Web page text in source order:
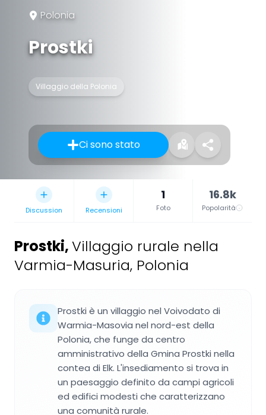
Polonia
Prostki
Villaggio della Polonia
Ci sono stato
Discussion Recensioni
1
Foto
16.8k
Popolarità
Prostki,Villaggio rurale nella
Varmia-Masuria, Polonia
Prostki è un villaggio nel Voivodato di
Warmia-Masovia nel nord-est della
Polonia, che funge da centro
amministrativo della Gmina Prostki nella
contea di Elk. L'insediamento si trova in
un paesaggio definito da campi agricoli
ed edifici modesti che caratterizzano
una comunità rurale.